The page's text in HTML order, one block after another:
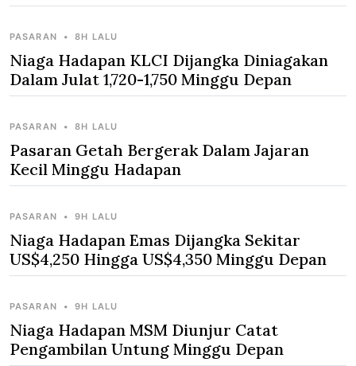
PASARAN • 8H LALU
Niaga Hadapan KLCI Dijangka Diniagakan
Dalam Julat 1,720-1,750 Minggu Depan
PASARAN • 8H LALU
Pasaran Getah Bergerak Dalam Jajaran
Kecil Minggu Hadapan
PASARAN • 9H LALU
Niaga Hadapan Emas Dijangka Sekitar
US$4,250 Hingga US$4,350 Minggu Depan
PASARAN • 9H LALU
Niaga Hadapan MSM Diunjur Catat
Pengambilan Untung Minggu Depan